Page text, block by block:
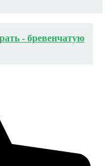
- бревенчатую